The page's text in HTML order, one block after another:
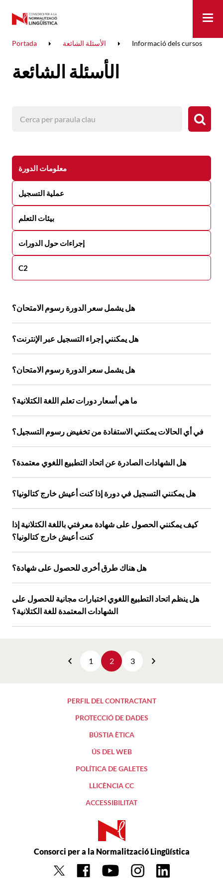
Portada الأسئلة الشائعة Informació dels cursos
الأسئلة الشائعة
معلومات الدورة
عملية التسجيل
بيئات التعلم
إجراءات حول الدورات
C2
هل يشمل سعر الدورة رسوم الامتحان؟
هل يمكنني إجراء التسجيل عبر الإنترنت؟
هل يشمل سعر الدورة رسوم الامتحان؟
ما هي أسعار دورات تعلم اللغة الكتلانية؟
في أي الحالات يمكنني الاستفادة من تخفيض رسوم التسجيل؟
هل الشهادات الصادرة عن اتحاد التطبيع اللغوي معتمدة؟
هل يمكنني التسجيل في دورة إذا كنت أعيش خارج كتالونيا؟
كيف يمكنني الحصول على شهادة معرفتي باللغة الكتلانية إذا
كنت أعيش خارج كتالونيا؟
هل هناك طرق أخرى للحصول على شهادة؟
هل ينظم اتحاد التطبيع اللغوي اختبارات مجانية للحصول على
الشهادات المعتمدة للغة الكتلانية؟
Anterior
1 2 3
Següent
PERFIL DEL CONTRACTANT
PROTECCIÓ DE DADES
BÚSTIA ÈTICA
ÚS DEL WEB
POLÍTICA DE GALETES
LLICÈNCIA CC
ACCESSIBILITAT
Consorci per a la Normalització Lingüística